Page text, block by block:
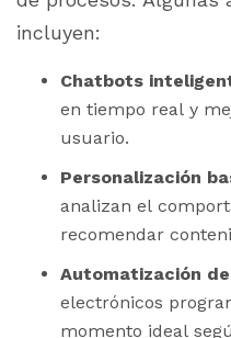
incluyen:
Chatbots
en tiempo real y
usuario.
Personalización
analizan el
recomendar
Automatización
electrónicos
momento ideal